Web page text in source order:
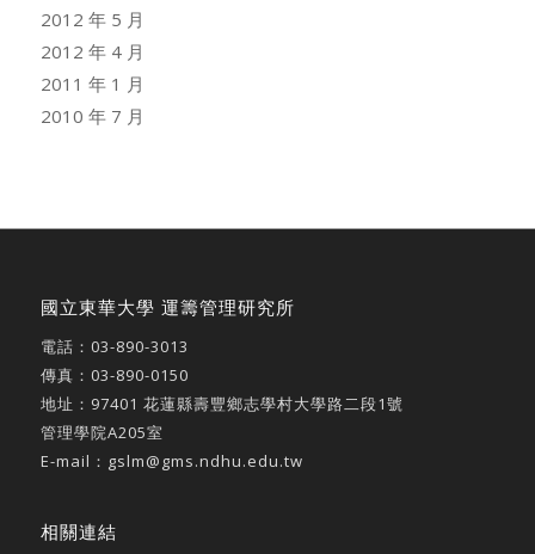
2012 年 5 月
2012 年 4 月
2011 年 1 月
2010 年 7 月
國立東華大學 運籌管理研究所
電話： 03-890-3013
傳真：03-890-0150
地址： 97401 花蓮縣壽豐鄉志學村大學路二段1號
管理學院A205室
E-mail： gslm@gms.ndhu.edu.tw
相關連結